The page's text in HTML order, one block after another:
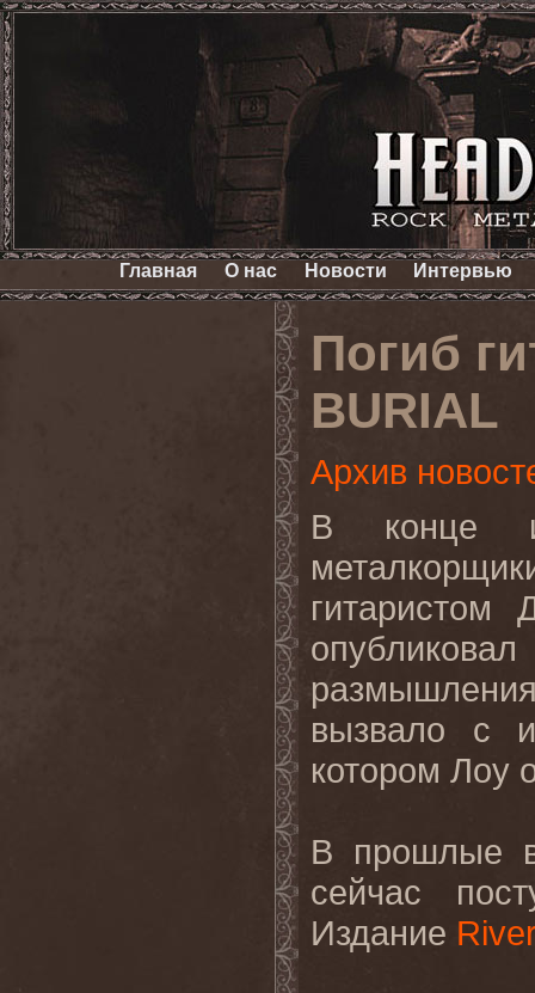
Главная О нас Новости Интервью
Погиб
BURIAL
Архив
В конце
гитаристом
вызвало с
котором Лоу
В прошлые
сейчас
Издание